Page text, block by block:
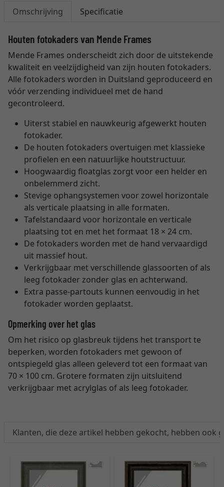
Omschrijving Specificatie
Houten fotokaders van Mende Frames
Mende Frames onderscheidt zich door de uitstekende
kwaliteit en veelzijdigheid van zijn houten fotokaders.
Alle fotokaders worden in Duitsland geproduceerd en
vóór verzending individueel met de hand
gecontroleerd.
Uiterst stabiel en nauwkeurig afgewerkt houten
fotokader.
De houten fotokaders overtuigen met klassieke
profielen en een natuurlijke houtstructuur.
Hoogwaardig floatglas zorgt voor een helder en
onbelemmerd zicht.
Stevige ophangsystemen voor zowel horizontale
als verticale plaatsing in alle formaten.
Tafelstandaard voor horizontale en verticale
plaatsing tot en met het formaat 18 × 24 cm.
De fotokaders worden met de hand vervaardigd
uit massief hout.
Verkrijgbaar met verschillende glassoorten of als
leeg fotokader zonder glas en achterwand.
Extra passe-partouts kunnen eenvoudig in het
fotokader worden geplaatst.
Opmerking over het glas
Om het risico op glasbreuk tijdens het transport te
beperken, worden fotokaders met gewoon of
ontspiegeld glas alleen geleverd tot een formaat van
70 × 100 cm. Grotere formaten zijn uitsluitend
verkrijgbaar met acrylglas of als leeg fotokader.
Klanten, die deze artikel hebben gekocht, hebben ook